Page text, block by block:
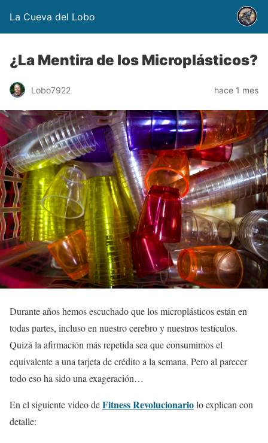
La Cueva del Lobo
¿La Mentira de los Microplásticos?
Lobo7922 hace 1 mes
Durante años hemos escuchado que los microplásticos están en
todas partes, incluso en nuestro cerebro y nuestros testículos.
Quizá la afirmación más repetida sea que consumimos el
equivalente a una tarjeta de crédito a la semana. Pero al parecer
todo eso ha sido una exageración…
En el siguiente video deFitness Revolucionariolo explican con
detalle: